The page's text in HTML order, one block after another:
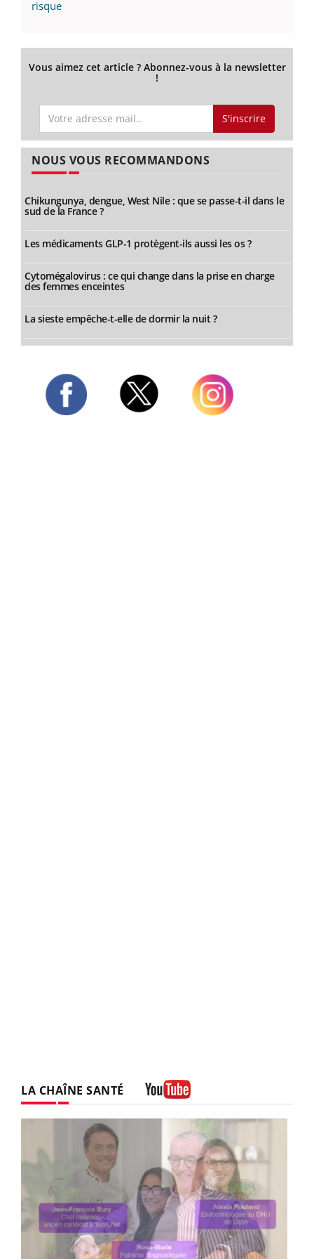
risque
Vous aimez cet article ? Abonnez-vous à la newsletter
!
S'inscrire
NOUS VOUS RECOMMANDONS
Chikungunya, dengue, West Nile : que se passe-t-il dans le
sud de la France ?
Les médicaments GLP-1 protègent-ils aussi les os ?
Cytomégalovirus : ce qui change dans la prise en charge
des femmes enceintes
La sieste empêche-t-elle de dormir la nuit ?
LA CHAÎNE SANTÉ